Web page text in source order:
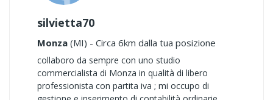
silvietta70
Monza (MI) - Circa 6km dalla tua posizione
collaboro da sempre con uno studio
commercialista di Monza in qualità di libero
professionista con partita iva ; mi occupo di